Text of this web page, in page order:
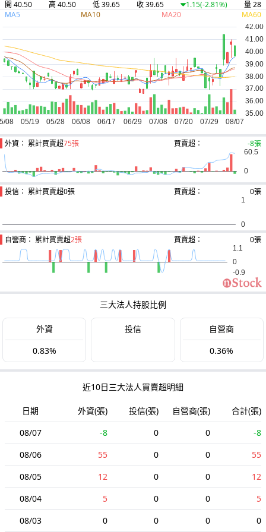
開 40.50 高 40.50 低 39.65 收 39.65 1.15(-2.81%)
量 28
MA5
MA10 MA20 MA60
外資： 累計買賣超75張 買賣超： -8張
投信： 累計買賣超0張 買賣超： 0張
自營商： 累計買賣超2張 買賣超： 0張
三大法人持股比例
外資
0.83%
投信
自營商
0.36%
近10日三大法人買賣超明細
日期 外資(張) 投信(張) 自營商(張)
合計(張)
08/07
-8 0 0
-8
08/06
55 0 0
55
08/05
12 0 0
12
08/04
5 0 0
5
08/03
0 0 0 0